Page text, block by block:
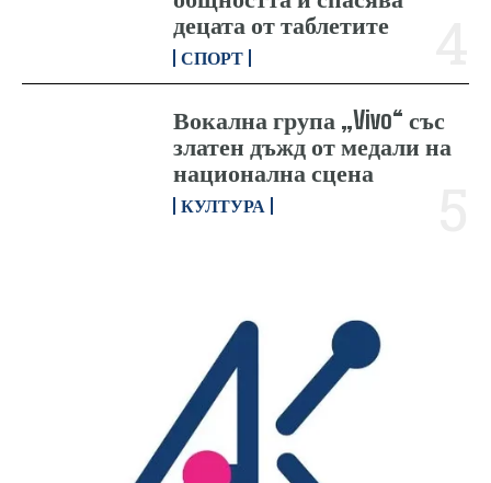
децата от таблетите
СПОРТ
Вокална група „Vivo“ със
златен дъжд от медали на
национална сцена
КУЛТУРА